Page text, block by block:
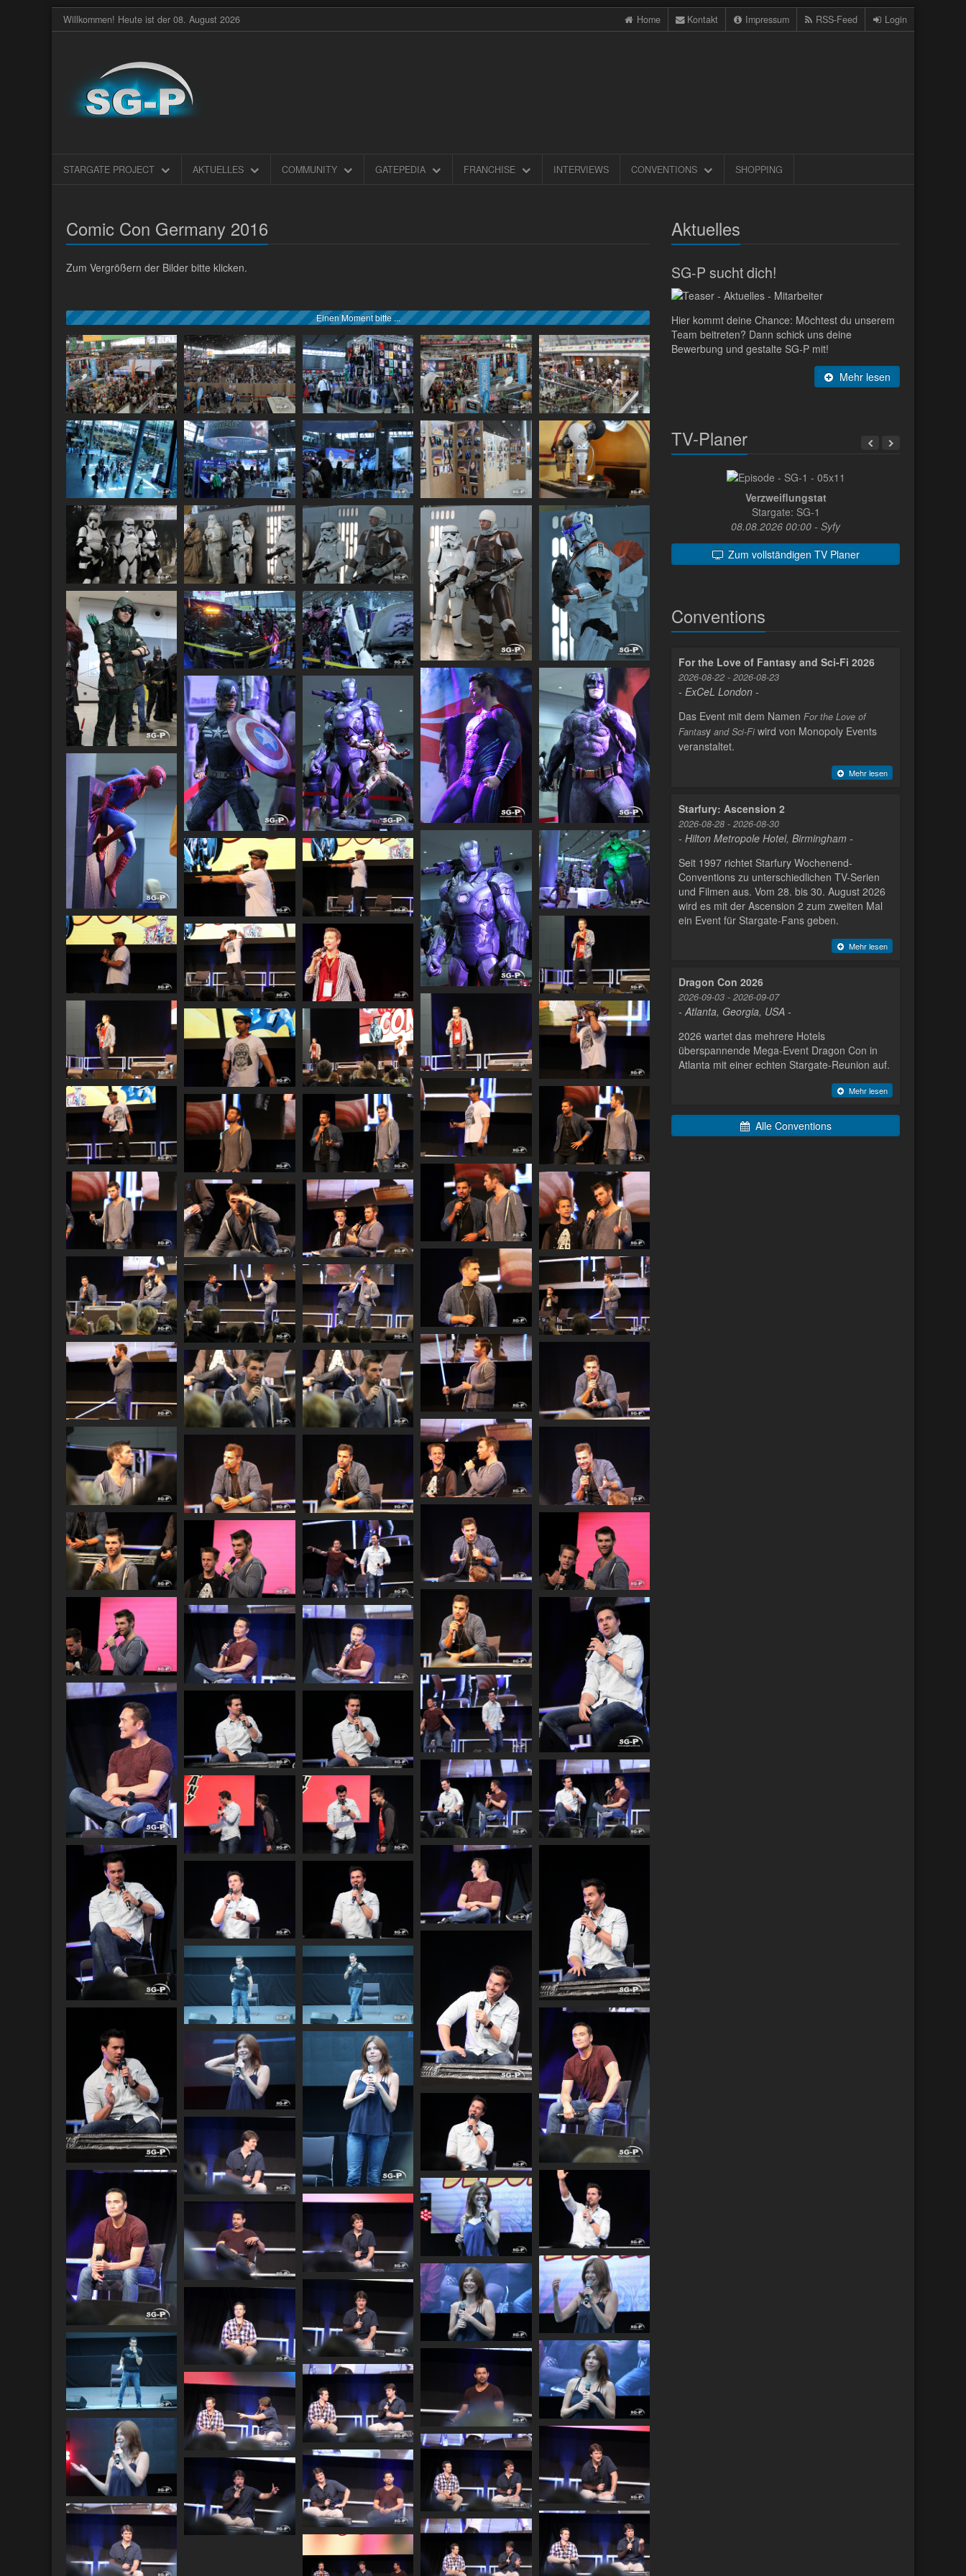
Willkommen! Heute ist der 08. August 2026 Home Kontakt Impressum RSS-Feed Login
STARGATE PROJECT AKTUELLES COMMUNITY GATEPEDIA FRANCHISE INTERVIEWS CONVENTIONS SHOPPING
Comic Con Germany 2016
Zum Vergrößern der Bilder bitte klicken.
Einen Moment bitte ...
Aktuelles
SG-P sucht dich!
Hier kommt deine Chance: Möchtest du unserem
Team beitreten? Dann schick uns deine
Bewerbung und gestalte SG-P mit!
Mehr lesen
TV-Planer
Verzweiflungstat
Stargate: SG-1
08.08.2026 00:00 - Syfy
Zum vollständigen TV Planer
Conventions
For the Love of Fantasy and Sci-Fi 2026
2026-08-22 - 2026-08-23
- ExCeL London -
Das Event mit dem Namen For the Love of
Fantasy and Sci-Fi wird von Monopoly Events
veranstaltet.
Mehr lesen
Starfury: Ascension 2
2026-08-28 - 2026-08-30
- Hilton Metropole Hotel, Birmingham -
Seit 1997 richtet Starfury Wochenend-
Conventions zu unterschiedlichen TV-Serien
und Filmen aus. Vom 28. bis 30. August 2026
wird es mit der Ascension 2 zum zweiten Mal
ein Event für Stargate-Fans geben.
Mehr lesen
Dragon Con 2026
2026-09-03 - 2026-09-07
- Atlanta, Georgia, USA -
2026 wartet das mehrere Hotels
überspannende Mega-Event Dragon Con in
Atlanta mit einer echten Stargate-Reunion auf.
Mehr lesen
Alle Conventions